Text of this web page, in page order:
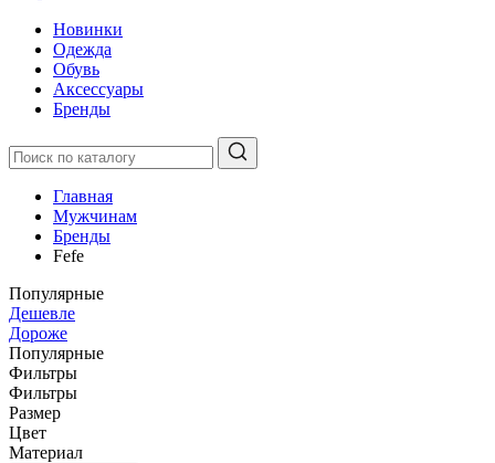
Новинки
Одежда
Обувь
Аксессуары
Бренды
Главная
Мужчинам
Бренды
Fefe
Популярные
Дешевле
Дороже
Популярные
Фильтры
Фильтры
Размер
Цвет
Материал